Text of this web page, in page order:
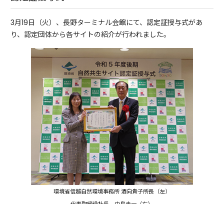
3月19日（火）、長野ターミナル会館にて、認定証授与式があ
り、認定団体から各サイトの紹介が行われました。
環境省信越自然環境事務所 酒向貴子所長（左）